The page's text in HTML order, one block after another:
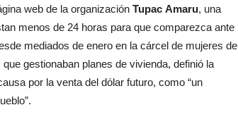
web de la organización Tupac Amaru, una
menos de 24 horas para que comparezca ante
mediados de enero en la cárcel de mujeres de
gestionaban planes de vivienda, definió la
por la venta del dólar futuro, como “un